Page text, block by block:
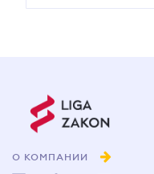
О КОМПАНИИ